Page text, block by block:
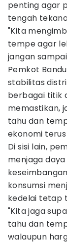
penting agar
tengah
"Kita
tempe agar
jangan
Pemkot
stabilitas
berbagai titik
memastikan,
tahu dan
ekonomi
Di sisi lain,
menjaga
konsumsi
kedelai tetap
"Kita jaga
tahu dan
walaupun